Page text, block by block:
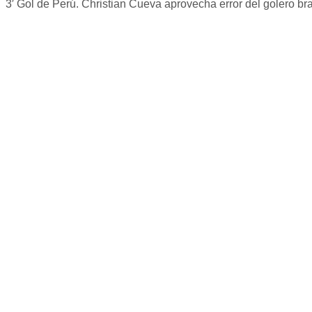
3′ Gol de Perú. Christian Cueva aprovecha error del golero